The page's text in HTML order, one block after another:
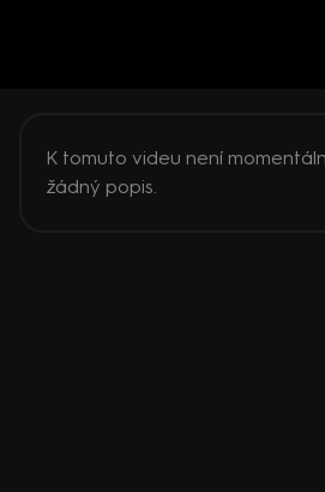
K tomuto videu není
žádný popis.